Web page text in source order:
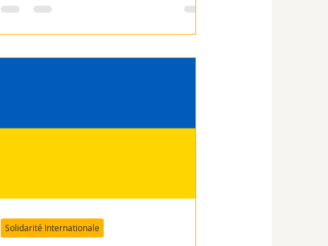
chargement pour l'Ukraine
Solidarité Internationale